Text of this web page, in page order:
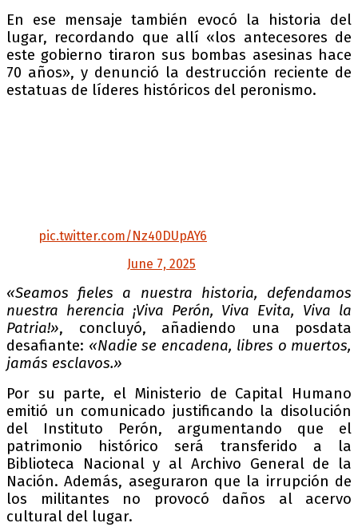
En ese mensaje también evocó la historia del
lugar, recordando que allí «los antecesores de
este gobierno tiraron sus bombas asesinas hace
70 años», y denunció la destrucción reciente de
estatuas de líderes históricos del peronismo.
pic.twitter.com/Nz40DUpAY6
June 7, 2025
«Seamos fieles a nuestra historia, defendamos
nuestra herencia ¡Viva Perón, Viva Evita, Viva la
Patria!», concluyó, añadiendo una posdata
desafiante: «Nadie se encadena, libres o muertos,
jamás esclavos.»
Por su parte, el Ministerio de Capital Humano
emitió un comunicado justificando la disolución
del Instituto Perón, argumentando que el
patrimonio histórico será transferido a la
Biblioteca Nacional y al Archivo General de la
Nación. Además, aseguraron que la irrupción de
los militantes no provocó daños al acervo
cultural del lugar.